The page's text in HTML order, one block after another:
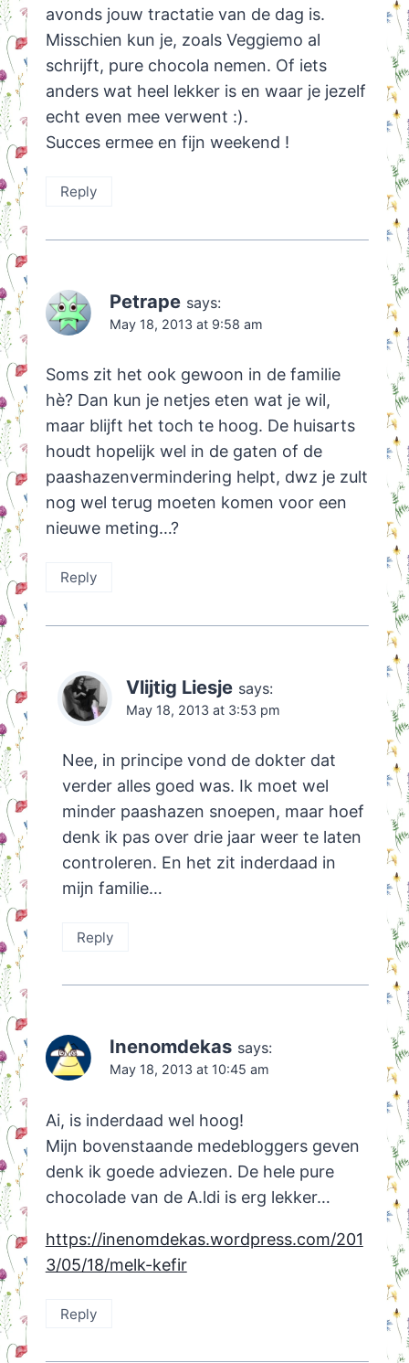
avonds jouw tractatie van de dag is.
Misschien kun je, zoals Veggiemo al
schrijft, pure chocola nemen. Of iets
anders wat heel lekker is en waar je jezelf
echt even mee verwent :).
Succes ermee en fijn weekend !
Reply
Petrape says:
May 18, 2013 at 9:58 am
Soms zit het ook gewoon in de familie
hè? Dan kun je netjes eten wat je wil,
maar blijft het toch te hoog. De huisarts
houdt hopelijk wel in de gaten of de
paashazenvermindering helpt, dwz je zult
nog wel terug moeten komen voor een
nieuwe meting…?
Reply
Vlijtig Liesje says:
May 18, 2013 at 3:53 pm
Nee, in principe vond de dokter dat
verder alles goed was. Ik moet wel
minder paashazen snoepen, maar hoef
denk ik pas over drie jaar weer te laten
controleren. En het zit inderdaad in
mijn familie…
Reply
Inenomdekas says:
May 18, 2013 at 10:45 am
Ai, is inderdaad wel hoog!
Mijn bovenstaande medebloggers geven
denk ik goede adviezen. De hele pure
chocolade van de A.ldi is erg lekker…
https://inenomdekas.wordpress.com/201
3/05/18/melk-kefir
Reply